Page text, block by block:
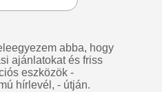
abba, hogy
ajánlatokat és friss
eszközök -
hírlevél, - útján.